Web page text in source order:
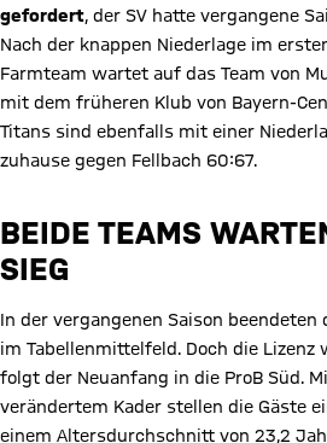
gefordert, der SV hatte vergangene
Nach der knappen Niederlage im
Farmteam wartet auf das Team von
mit dem früheren Klub von Bayern-
Titans sind ebenfalls mit einer
zuhause gegen Fellbach 60:67.
BEIDE TEAMS
SIEG
In der vergangenen Saison beendeten
im Tabellenmittelfeld. Doch die Lizenz
folgt der Neuanfang in die ProB Süd.
verändertem Kader stellen die Gäste
einem Altersdurchschnitt von 23,2